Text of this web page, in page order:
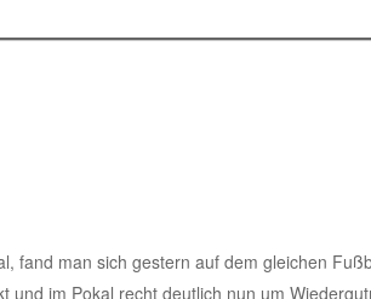
fand man sich gestern auf dem gleichen
im Pokal recht deutlich nun um